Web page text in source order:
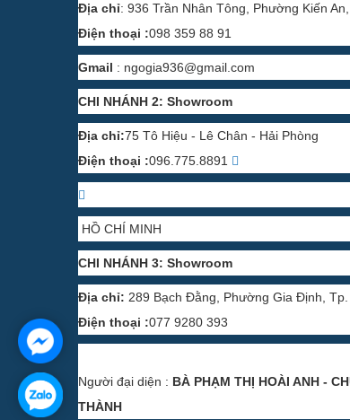
Địa chỉ: 936 Trần Nhân Tông, Phường Kiến
Điện thoại :098 359 88 91
Gmail : ngogia936@gmail.com
CHI NHÁNH 2: Showroom
Địa chỉ:75 Tô Hiệu - Lê Chân - Hải Phòng
Điện thoại :096.775.8891
HỒ CHÍ MINH
CHI NHÁNH 3: Showroom
Địa chỉ: 289 Bạch Đằng, Phường Gia Định,
Điện thoại :077 9280 393
Người đại diện : BÀ PHẠM THỊ HOÀI ANH -
THÀNH